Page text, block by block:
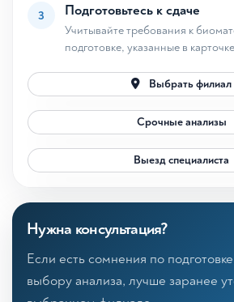
3 Подготовьтесь к сдаче
Учитывайте требования к
подготовке, указанные в
Выбрать филиал
Срочные анализы
Выезд специалиста
Нужна консультация?
Если есть сомнения по
выбору анализа, лучше заранее